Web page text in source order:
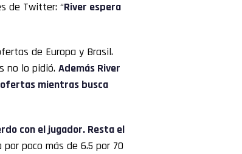
de Twitter: “River espera
de Europa y Brasil.
no lo pidió. Además River
ofertas mientras busca
con el jugador. Resta el
poco más de 6.5 por 70